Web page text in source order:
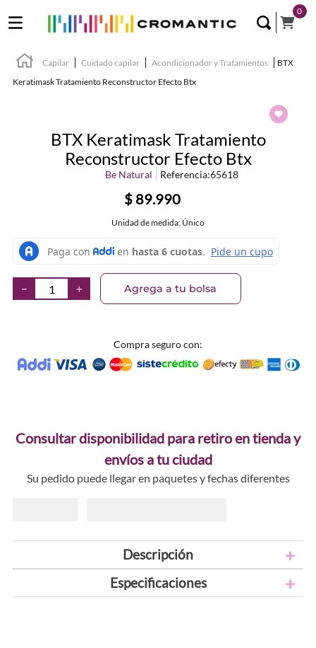
0
Capilar Cuidado capilar Acondicionador y Tratamientos
BTX
Keratimask Tratamiento Reconstructor Efecto Btx
BTX Keratimask Tratamiento
Reconstructor Efecto Btx
Be Natural Referencia:65618
$ 89.990
Unidad de medida: Único
＋
－ Agrega a tu bolsa
Compra seguro con:
Consultar disponibilidad para retiro en tienda y
envíos a tu ciudad
Su pedido puede llegar en paquetes y fechas diferentes
Descripción
Especificaciones